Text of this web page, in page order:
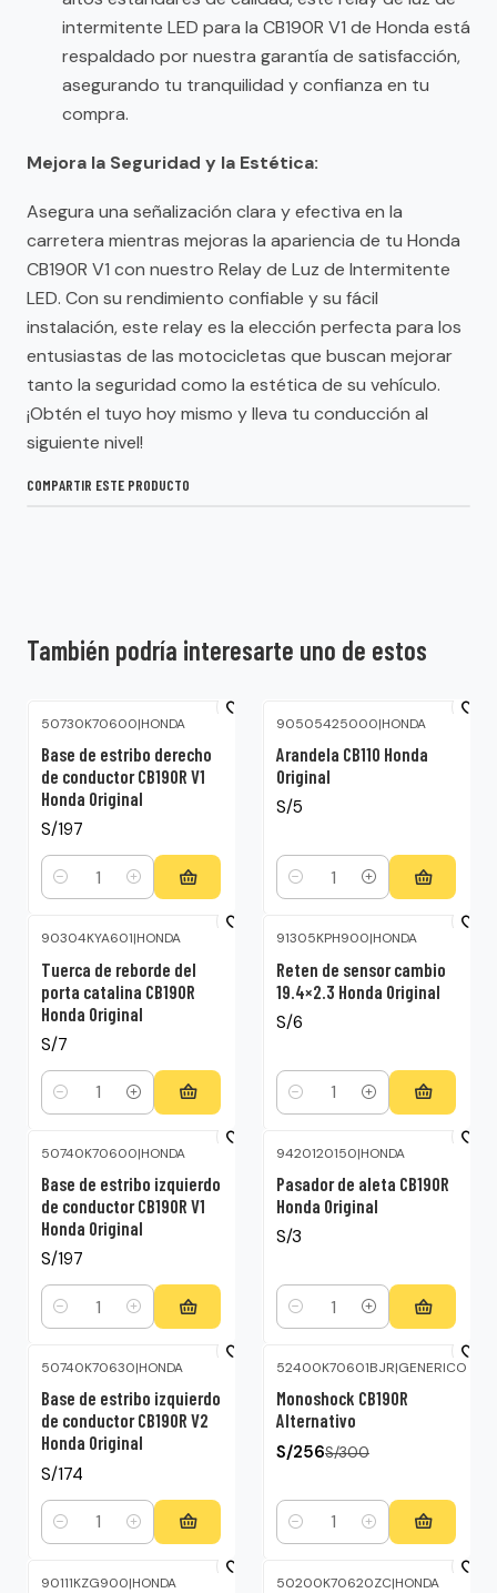
intermitente LED para la CB190R V1 de Honda está
respaldado por nuestra garantía de satisfacción,
asegurando tu tranquilidad y confianza en tu
compra.
Mejora la Seguridad y la Estética:
Asegura una señalización clara y efectiva en la
carretera mientras mejoras la apariencia de tu Honda
CB190R V1 con nuestro Relay de Luz de Intermitente
LED. Con su rendimiento confiable y su fácil
instalación, este relay es la elección perfecta para los
entusiastas de las motocicletas que buscan mejorar
tanto la seguridad como la estética de su vehículo.
¡Obtén el tuyo hoy mismo y lleva tu conducción al
siguiente nivel!
COMPARTIR ESTE PRODUCTO
También podría interesarte uno de estos
50730K70600|HONDA
Base de estribo derecho
de conductor CB190R V1
Honda Original
S/197
Cantidad
90505425000|HONDA
Arandela CB110 Honda
Original
S/5
Cantidad
90304KYA601|HONDA
Tuerca de reborde del
porta catalina CB190R
Honda Original
S/7
Cantidad
91305KPH900|HONDA
Reten de sensor cambio
19.4×2.3 Honda Original
S/6
Cantidad
50740K70600|HONDA
Base de estribo izquierdo
de conductor CB190R V1
Honda Original
S/197
Cantidad
9420120150|HONDA
Pasador de aleta CB190R
Honda Original
S/3
Cantidad
50740K70630|HONDA
Base de estribo izquierdo
de conductor CB190R V2
Honda Original
S/174
Cantidad
52400K70601BJR|GENERICO
Monoshock CB190R
Alternativo
S/256S/300
Cantidad
90111KZG900|HONDA 50200K70620ZC|HONDA